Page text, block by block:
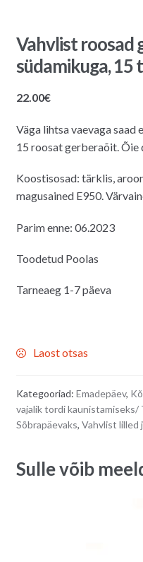
Vahvlist roosad
südamikuga, 15
22.00€
Väga lihtsa vaevaga saad
15 roosat gerberaõit. Õie
Koostisosad: tärklis,
magusained E950.
Parim enne: 06.2023
Toodetud Poolas
Tarneaeg 1-7 päeva
Laost otsas
Kategooriad: Emadepäev,
vajalik tordi kaunistamiseks/
Sõbrapäevaks, Vahvlist lilled
Sulle võib